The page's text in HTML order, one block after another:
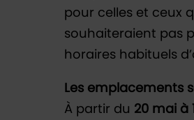
pour celles et ceux
souhaiteraient pas
horaires habituels
Les emplacements
À partir du 20 mai à